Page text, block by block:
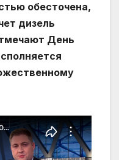
обесточена,
дизель
День